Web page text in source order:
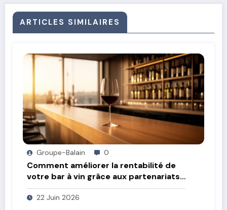
ARTICLES SIMILAIRES
Groupe-Balain 0
Comment améliorer la rentabilité de
votre bar à vin grâce aux partenariats
avec des producteurs locaux
22 Juin 2026